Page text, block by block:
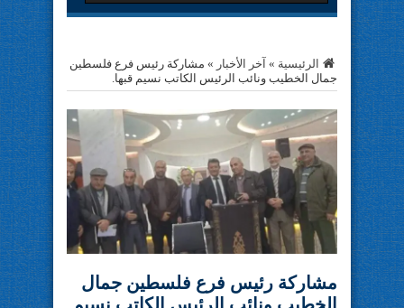
الرئيسية » آخر الأخبار » مشاركة رئيس فرع فلسطين
جمال الخطيب ونائب الرئيس الكاتب نسيم قبها.
مشاركة رئيس فرع فلسطين جمال